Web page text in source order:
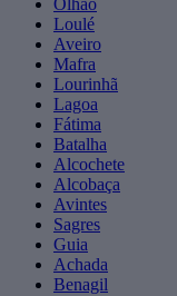
Olhão
Loulé
Aveiro
Mafra
Lourinhã
Lagoa
Fátima
Batalha
Alcochete
Alcobaça
Avintes
Sagres
Guia
Achada
Benagil